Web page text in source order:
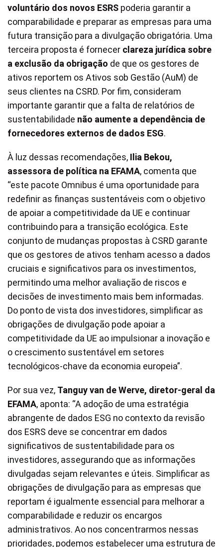
voluntário dos novos ESRS poderia garantir a
comparabilidade e preparar as empresas para uma
futura transição para a divulgação obrigatória. Uma
terceira proposta é fornecer clareza jurídica sobre
a exclusão da obrigação de que os gestores de
ativos reportem os Ativos sob Gestão (AuM) de
seus clientes na CSRD. Por fim, consideram
importante garantir que a falta de relatórios de
sustentabilidade não aumente a dependência de
fornecedores externos de dados ESG.
À luz dessas recomendações, Ilia Bekou,
assessora de política na EFAMA, comenta que
“este pacote Omnibus é uma oportunidade para
redefinir as finanças sustentáveis com o objetivo
de apoiar a competitividade da UE e continuar
contribuindo para a transição ecológica. Este
conjunto de mudanças propostas à CSRD garante
que os gestores de ativos tenham acesso a dados
cruciais e significativos para os investimentos,
permitindo uma melhor avaliação de riscos e
decisões de investimento mais bem informadas.
Do ponto de vista dos investidores, simplificar as
obrigações de divulgação pode apoiar a
competitividade da UE ao impulsionar a inovação e
o crescimento sustentável em setores
tecnológicos-chave da economia europeia”.
Por sua vez, Tanguy van de Werve, diretor-geral da
EFAMA, aponta: “A adoção de uma estratégia
abrangente de dados ESG no contexto da revisão
dos ESRS deve se concentrar em dados
significativos de sustentabilidade para os
investidores, assegurando que as informações
divulgadas sejam relevantes e úteis. Simplificar as
obrigações de divulgação para as empresas que
reportam é igualmente essencial para melhorar a
comparabilidade e reduzir os encargos
administrativos. Ao nos concentrarmos nessas
prioridades, podemos estabelecer uma estrutura de